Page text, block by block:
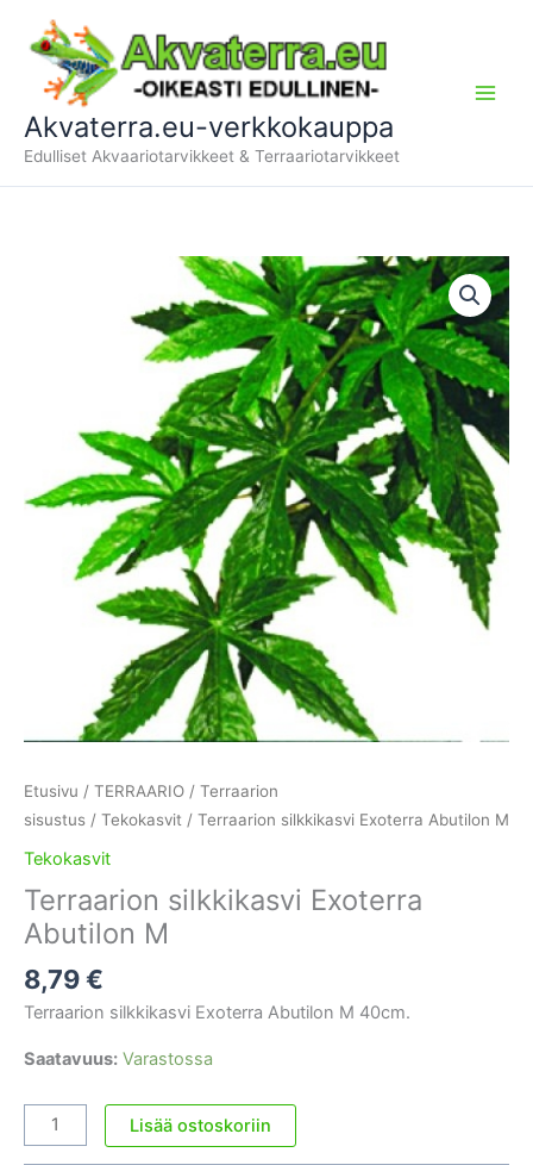
sisältöön
Akvaterra.eu-verkkokauppa
Edulliset Akvaariotarvikkeet & Terraariotarvikkeet
Etusivu / TERRAARIO / Terraarion
sisustus / Tekokasvit / Terraarion silkkikasvi Exoterra Abutilon M
Tekokasvit
Terraarion silkkikasvi Exoterra
Abutilon M
8,79€
Terraarion silkkikasvi Exoterra Abutilon M 40cm.
Saatavuus: Varastossa
Terraarion
silkkikasvi
Lisää ostoskoriin